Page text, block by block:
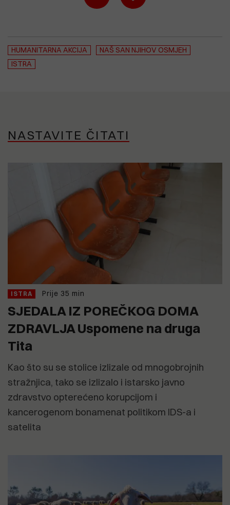
HUMANITARNA AKCIJA
NAŠ SAN NJIHOV OSMJEH
ISTRA
NASTAVITE ČITATI
ISTRA Prije 35 min
SJEDALA IZ POREČKOG DOMA
ZDRAVLJA Uspomene na druga
Tita
Kao što su se stolice izlizale od mnogobrojnih
stražnjica, tako se izlizalo i istarsko javno
zdravstvo opterećeno korupcijom i
kancerogenom bonamenat politikom IDS-a i
satelita